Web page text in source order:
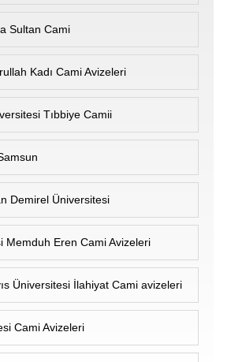
Sultan Cami
Kadı Cami Avizeleri
Tıbbiye Camii
Demirel Üniversitesi
Memduh Eren Cami Avizeleri
Üniversitesi İlahiyat Cami avizeleri
Cami Avizeleri